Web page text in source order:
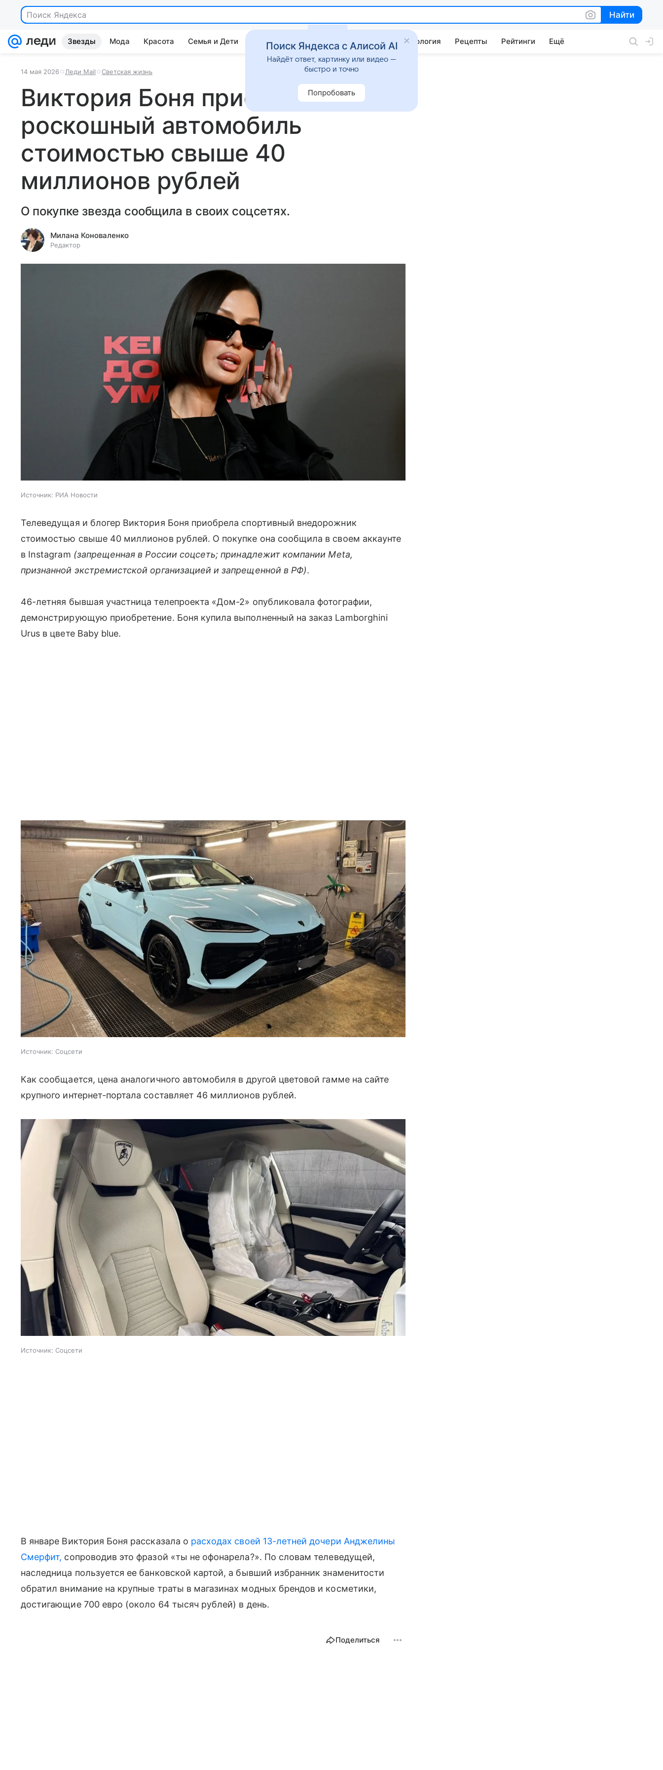
Поиск Яндекса Найти
Найти
Звезды Мода Красота Семья и Дети Дом Гороскопы Стиль жизни Психология Рецепты Рейтинги Ещё
14 мая 2026 Леди Mail Светская жизнь
Виктория Боня приобрела
роскошный автомобиль
стоимостью свыше 40
миллионов рублей
О покупке звезда сообщила в своих соцсетях.
Милана Коноваленко
Редактор
Источник: РИА Новости
Телеведущая и блогер Виктория Боня приобрела спортивный внедорожник
стоимостью свыше 40 миллионов рублей. О покупке она сообщила в своем аккаунте
в Instagram (запрещенная в России соцсеть; принадлежит компании Meta,
признанной экстремистской организацией и запрещенной в РФ).
46-летняя бывшая участница телепроекта «Дом-2» опубликовала фотографии,
демонстрирующую приобретение. Боня купила выполненный на заказ Lamborghini
Urus в цвете Baby blue.
Источник: Соцсети
Как сообщается, цена аналогичного автомобиля в другой цветовой гамме на сайте
крупного интернет-портала составляет 46 миллионов рублей.
Источник: Соцсети
В январе Виктория Боня рассказала о расходах своей 13-летней дочери Анджелины
Смерфит, сопроводив это фразой «ты не офонарела?». По словам телеведущей,
наследница пользуется ее банковской картой, а бывший избранник знаменитости
обратил внимание на крупные траты в магазинах модных брендов и косметики,
достигающие 700 евро (около 64 тысяч рублей) в день.
Поделиться
Поиск Яндекса с Алисой AI
Найдёт ответ, картинку или видео —
быстро и точно
Попробовать